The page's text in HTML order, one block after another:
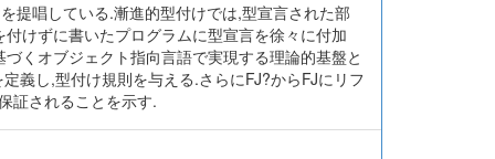
提唱している.漸進的型付けでは,型宣言された部
けずに書いたプログラムに型宣言を徐々に付加
くオブジェクト指向言語で実現する理論的基盤と
義し,型付け規則を与える.さらにFJ?からFJにリフ
証されることを示す.